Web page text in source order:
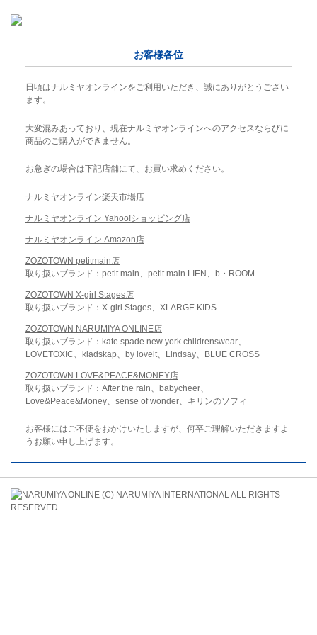
お客様各位
日頃はナルミヤオンラインをご利用いただき、誠にありがとうござい
ます。
大変混みあっており、現在ナルミヤオンラインへのアクセスならびに
商品のご購入ができません。
お急ぎの場合は下記店舗にて、お買い求めください。
ナルミヤオンライン楽天市場店
ナルミヤオンライン Yahoo!ショッピング店
ナルミヤオンライン Amazon店
ZOZOTOWN petitmain店
取り扱いブランド：petit main、petit main LIEN、b・ROOM
ZOZOTOWN X-girl Stages店
取り扱いブランド：X-girl Stages、XLARGE KIDS
ZOZOTOWN NARUMIYA ONLINE店
取り扱いブランド：kate spade new york childrenswear、
LOVETOXIC、kladskap、by loveit、Lindsay、BLUE CROSS
ZOZOTOWN LOVE&PEACE&MONEY店
取り扱いブランド：After the rain、babycheer、
Love&Peace&Money、sense of wonder、キリンのソフィ
お客様にはご不便をおかけいたしますが、何卒ご理解いただきますよ
うお願い申し上げます。